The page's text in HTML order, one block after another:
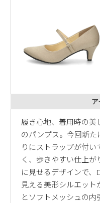
履き心地、着用時の
のパンプス。今回新
りにストラップが付い
く、歩きやすい仕上
に見せるデザインで
見える美形シルエッ
とソフトメッシュの